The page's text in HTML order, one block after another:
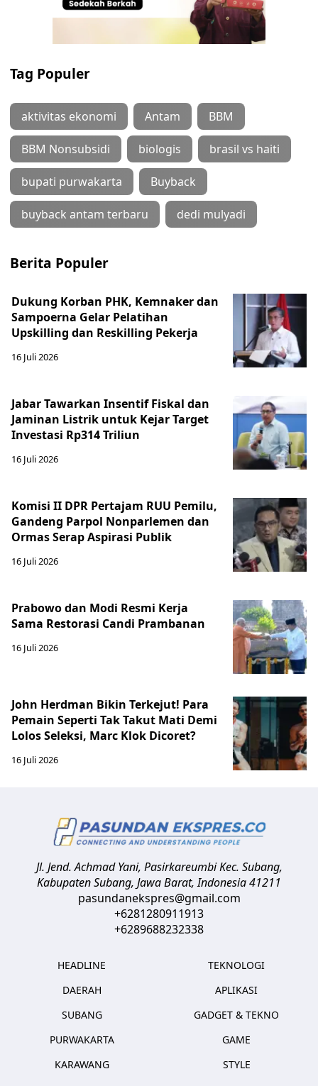
Tag Populer
aktivitas ekonomi Antam BBM
BBM Nonsubsidi biologis brasil vs haiti
bupati purwakarta Buyback
buyback antam terbaru dedi mulyadi
Berita Populer
Dukung Korban PHK, Kemnaker dan
Sampoerna Gelar Pelatihan
Upskilling dan Reskilling Pekerja
16 Juli 2026
Jabar Tawarkan Insentif Fiskal dan
Jaminan Listrik untuk Kejar Target
Investasi Rp314 Triliun
16 Juli 2026
Komisi II DPR Pertajam RUU Pemilu,
Gandeng Parpol Nonparlemen dan
Ormas Serap Aspirasi Publik
16 Juli 2026
Prabowo dan Modi Resmi Kerja
Sama Restorasi Candi Prambanan
16 Juli 2026
John Herdman Bikin Terkejut! Para
Pemain Seperti Tak Takut Mati Demi
Lolos Seleksi, Marc Klok Dicoret?
16 Juli 2026
Jl. Jend. Achmad Yani, Pasirkareumbi Kec. Subang,
Kabupaten Subang, Jawa Barat,Indonesia41211
pasundanekspres@gmail.com
+6281280911913
+6289688232338
HEADLINE
DAERAH
SUBANG
PURWAKARTA
KARAWANG
TEKNOLOGI
APLIKASI
GADGET & TEKNO
GAME
STYLE